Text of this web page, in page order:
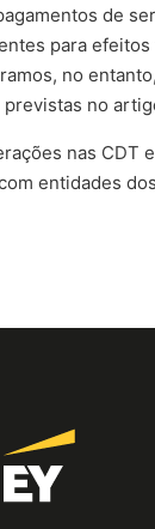
de
para
no
no
nas
entidades